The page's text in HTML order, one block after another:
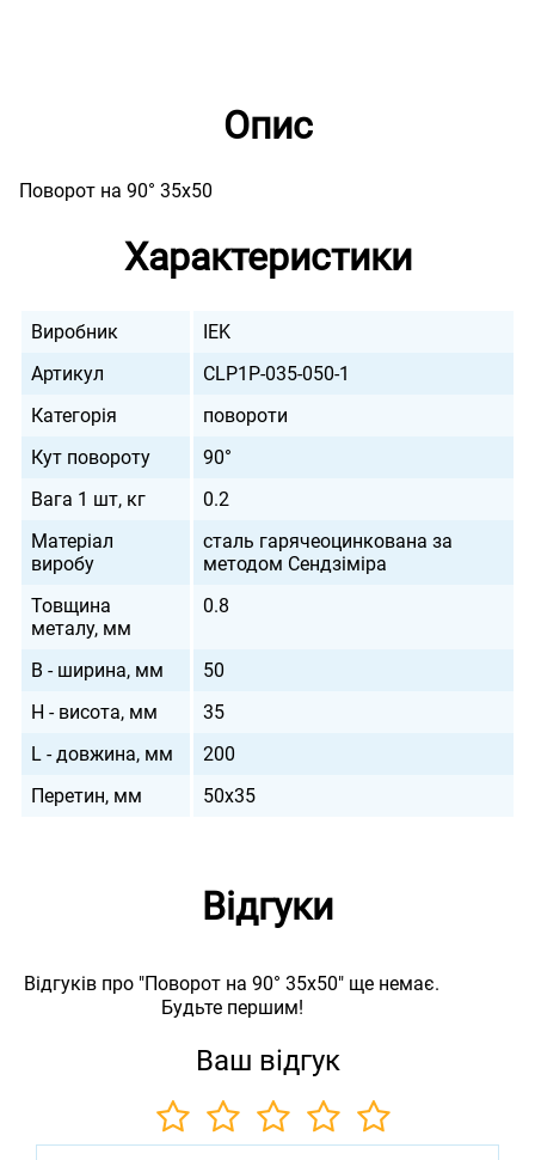
Опис
Поворот на 90° 35х50
Характеристики
Виробник
IEK
Артикул
CLP1P-035-050-1
Категорія
повороти
Кут повороту
90°
Вага 1 шт, кг
0.2
Матеріал
виробу
сталь гарячеоцинкована за
методом Сендзіміра
Товщина
металу, мм
0.8
B - ширина, мм
50
H - висота, мм
35
L - довжина, мм
200
Перетин, мм
50х35
Відгуки
Відгуків про "Поворот на 90° 35х50" ще немає.
Будьте першим!
Ваш відгук